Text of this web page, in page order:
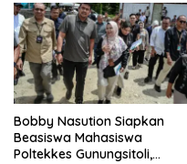
Beragam Senjata Disita
Bobby Nasution Siapkan
Beasiswa Mahasiswa
Poltekkes Gunungsitoli,